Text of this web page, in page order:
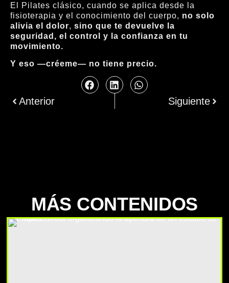
El Pilates clásico, cuando se aplica desde la
fisioterapia y el conocimiento del cuerpo, no solo
alivia el dolor, sino que te devuelve la
seguridad, el control y la confianza en tu
movimiento.
Y eso —créeme— no tiene precio.
Anterior Siguiente
MÁS CONTENIDOS